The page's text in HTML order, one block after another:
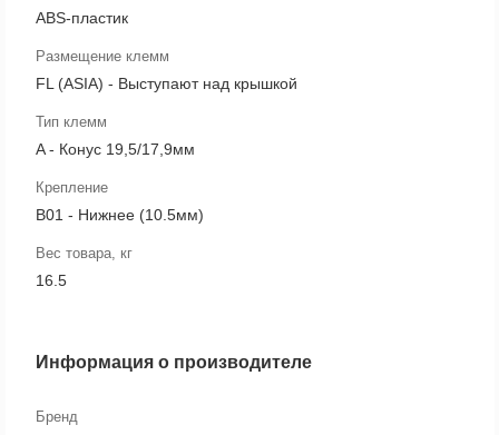
ABS-пластик
Размещение клемм
FL (ASIA) - Выступают над крышкой
Тип клемм
A - Конус 19,5/17,9мм
Крепление
B01 - Нижнее (10.5мм)
Вес товара, кг
16.5
Информация о производителе
Бренд